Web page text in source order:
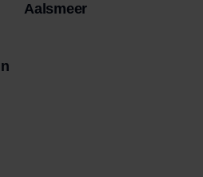
Aalsmeer